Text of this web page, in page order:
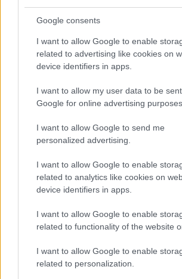
Google consents
I want to allow Google to enable
related to advertising like cookies on
device identifiers in apps.
I want to allow my user data to be
Google for online advertising purposes.
I want to allow Google to send me
personalized advertising.
I want to allow Google to enable
related to analytics like cookies on
device identifiers in apps.
I want to allow Google to enable
related to functionality of the website
I want to allow Google to enable
related to personalization.
Previsioni traffico agosto 2026:
peggiori per partire
WEEKEND
Previsioni meteo per il weekend: alta
Alessandro Tassinari · 6 Ago 2026